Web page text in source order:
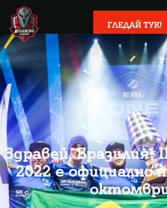
ГЛЕДАЙ ТУК!
Здравей, Бразилия!
2022 е официално